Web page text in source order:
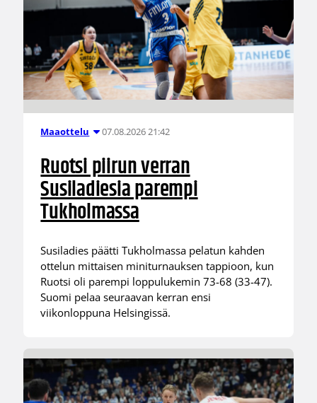
Maaottelu 07.08.2026 21:42
Ruotsi piirun verran
Susiladiesia parempi
Tukholmassa
Susiladies päätti Tukholmassa pelatun kahden
ottelun mittaisen miniturnauksen tappioon, kun
Ruotsi oli parempi loppulukemin 73-68 (33-47).
Suomi pelaa seuraavan kerran ensi
viikonloppuna Helsingissä.